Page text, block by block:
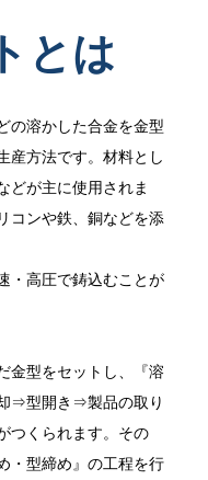
とは
の溶かした合金を金型
産方法です。材料とし
どが主に使用されま
コンや鉄、銅などを添
・高圧で鋳込むことが
金型をセットし、『溶
⇒型開き⇒製品の取り
つくられます。その
・型締め』の工程を行